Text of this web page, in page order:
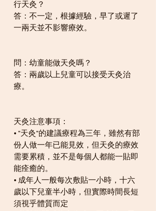
行天灸？
答：不一定，根據經驗，早了或遲了
一兩天並不影響療效。
問：幼童能做天灸嗎？
答：兩歲以上兒童可以接受天灸治
療。
天灸注意事項：
• "天灸"的建議療程為三年，雖然有部
份人做一年已能見效，但天灸的療效
需要累積，並不是每個人都能一貼即
能痊癒的。
• 成年人一般每次敷貼一小時，十六
歲以下兒童半小時，但實際時間長短
須視乎體質而定